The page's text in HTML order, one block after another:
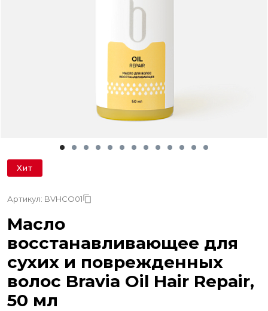
Хит
Артикул: BVHCO01
Масло
восстанавливающее для
сухих и поврежденных
волос Bravia Oil Hair Repair,
50 мл